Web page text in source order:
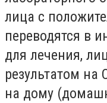
лица с
переводятся в
для лечения,
результатом на
на дому